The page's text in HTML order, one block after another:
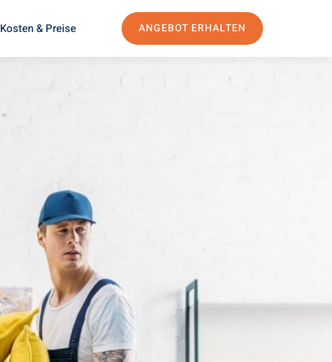
Kosten & Preise ANGEBOT ERHALTEN